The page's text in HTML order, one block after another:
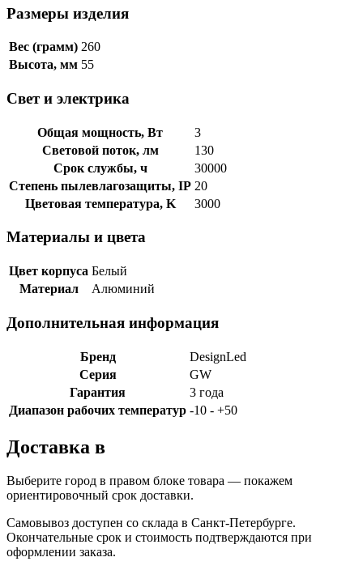
Размеры изделия
Вес (грамм) 260
Высота, мм 55
Свет и электрика
Общая мощность, Вт
3
Световой поток, лм
130
Срок службы, ч
30000
Степень пылевлагозащиты, IP 20
Цветовая температура, K
3000
Материалы и цвета
Цвет корпуса Белый
Материал
Алюминий
Дополнительная информация
Бренд
DesignLed
Серия
GW
Гарантия
3 года
Диапазон рабочих температур -10 - +50
Доставка в
Выберите город в правом блоке товара — покажем
ориентировочный срок доставки.
Самовывоз доступен со склада в Санкт-Петербурге.
Окончательные срок и стоимость подтверждаются при
оформлении заказа.